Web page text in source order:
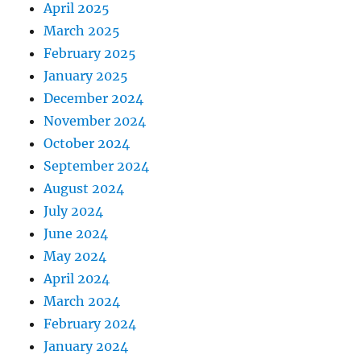
April 2025
March 2025
February 2025
January 2025
December 2024
November 2024
October 2024
September 2024
August 2024
July 2024
June 2024
May 2024
April 2024
March 2024
February 2024
January 2024